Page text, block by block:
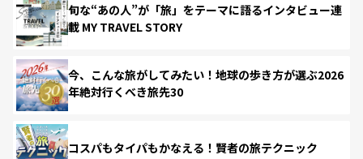
旬な“あの人”が「旅」をテーマに語るインタビュー連
載 MY TRAVEL STORY
今、こんな旅がしてみたい！地球の歩き方が選ぶ2026
年絶対行くべき旅先30
コスパもタイパもかなえる！賢者の旅テクニック